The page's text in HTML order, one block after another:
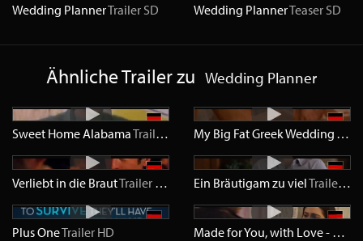
Wedding PlannerTrailer SD Wedding PlannerTeaser SD
Ähnliche Trailer zu Wedding Planner
Sweet Home AlabamaTrailer My Big Fat Greek Wedding
Verliebt in die BrautTrailer SD Ein Bräutigam zu vielTrailer HD
Plus OneTrailer HD Made for You, with Love - Mit Liebe für dich gemacht